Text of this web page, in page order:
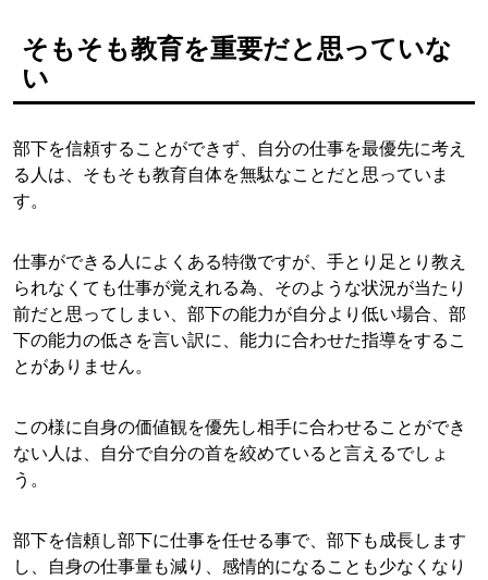
そもそも教育を重要だと思っていな
い
部下を信頼することができず、自分の仕事を最優先に考え
る人は、そもそも教育自体を無駄なことだと思っていま
す。
仕事ができる人によくある特徴ですが、手とり足とり教え
られなくても仕事が覚えれる為、そのような状況が当たり
前だと思ってしまい、部下の能力が自分より低い場合、部
下の能力の低さを言い訳に、能力に合わせた指導をするこ
とがありません。
この様に自身の価値観を優先し相手に合わせることができ
ない人は、自分で自分の首を絞めていると言えるでしょ
う。
部下を信頼し部下に仕事を任せる事で、部下も成長します
し、自身の仕事量も減り、感情的になることも少なくなり